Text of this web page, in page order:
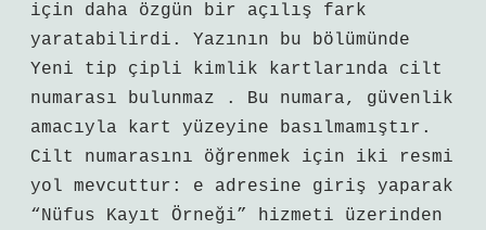
İlk paragraf bilgilendirici ama düz;
Kimliğimizde Cilt No Nerede Yazıyor
için daha özgün bir açılış fark
yaratabilirdi. Yazının bu bölümünde
Yeni tip çipli kimlik kartlarında cilt
numarası bulunmaz . Bu numara, güvenlik
amacıyla kart yüzeyine basılmamıştır.
Cilt numarasını öğrenmek için iki resmi